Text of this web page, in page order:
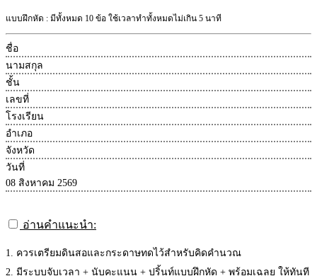
แบบฝึกหัด : มีทั้งหมด 10 ข้อ ใช้เวลาทำทั้งหมดไม่เกิน 5 นาที
ชื่อ
นามสกุล
ชั้น
เลขที่
โรงเรียน
อำเภอ
จังหวัด
วันที่
08 สิงหาคม 2569
อ่านคำแนะนำ:
1. ควรเตรียมดินสอและกระดาษทดไว้สำหรับคิดคำนวณ
2. มีระบบจับเวลา + นับคะแนน + ปริ้นท์แบบฝึกหัด + พร้อมเฉลย ให้ทันที